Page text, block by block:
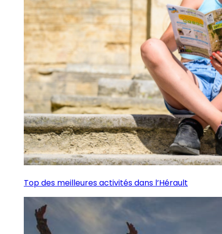
Top des meilleures activités dans l’Hérault